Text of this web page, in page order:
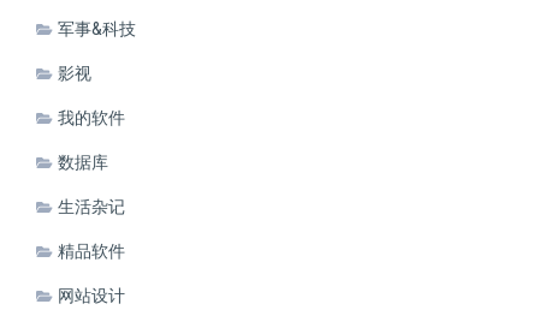
军事&科技
影视
我的软件
数据库
生活杂记
精品软件
网站设计